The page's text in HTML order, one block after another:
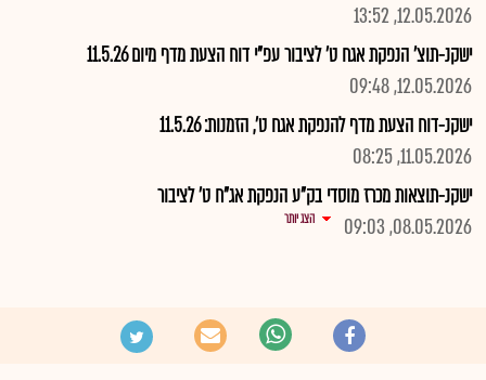
12.05.2026, 13:52
ישקנ-תוצ' הנפקת אגח ט' לציבור עפ"י דוח הצעת מדף מיום 11.5.26
12.05.2026, 09:48
ישקנ-דוח הצעת מדף להנפקת אגח ט', הזמנות: 11.5.26
11.05.2026, 08:25
ישקנ-תוצאות מכרז מוסדי בק"ע הנפקת אג"ח ט' לציבור
08.05.2026, 09:03
הצג יותר